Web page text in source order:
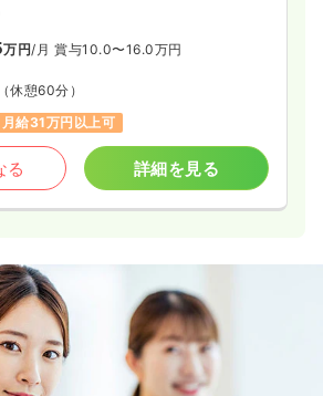
事業を広げ、地域医療の発展やスポー
的に関わるなど、医療を超えた“地域共創
プとして成長中のグループです！
万円/月 賞与10.0〜16.0万円
（休憩60分）
月給31万円以上可
る 詳細を見る